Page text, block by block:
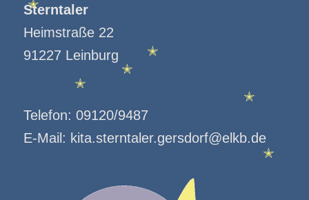
Sterntaler
Heimstraße 22
91227 Leinburg
Telefon: 09120/9487
E-Mail: kita.sterntaler.gersdorf@elkb.de
✭
✭